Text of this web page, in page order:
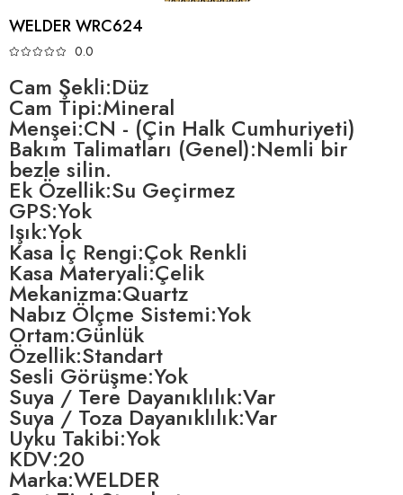
WELDER WRC624
0.0
Cam Şekli:Düz
Cam Tipi:Mineral
Menşei:CN - (Çin Halk Cumhuriyeti)
Bakım Talimatları (Genel):Nemli bir
bezle silin.
Ek Özellik:Su Geçirmez
GPS:Yok
Işık:Yok
Kasa İç Rengi:Çok Renkli
Kasa Materyali:Çelik
Mekanizma:Quartz
Nabız Ölçme Sistemi:Yok
Ortam:Günlük
Özellik:Standart
Sesli Görüşme:Yok
Suya / Tere Dayanıklılık:Var
Suya / Toza Dayanıklılık:Var
Uyku Takibi:Yok
KDV:20
Marka:WELDER